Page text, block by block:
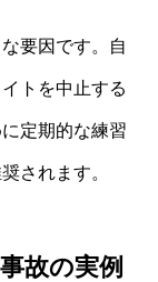
要因です。自
トを中止する
定期的な練習
されます。
故の実例